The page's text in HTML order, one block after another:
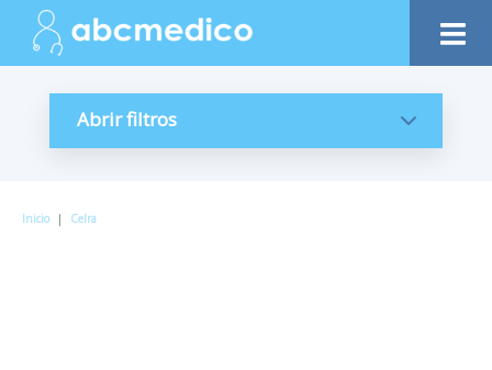
Abrir filtros
Inicio | Celra